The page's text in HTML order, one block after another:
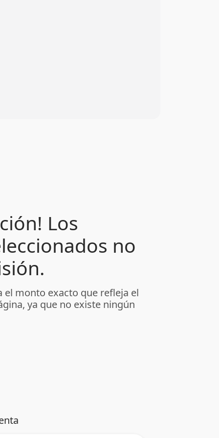
Los
no
el monto exacto que refleja el
ya que no existe ningún